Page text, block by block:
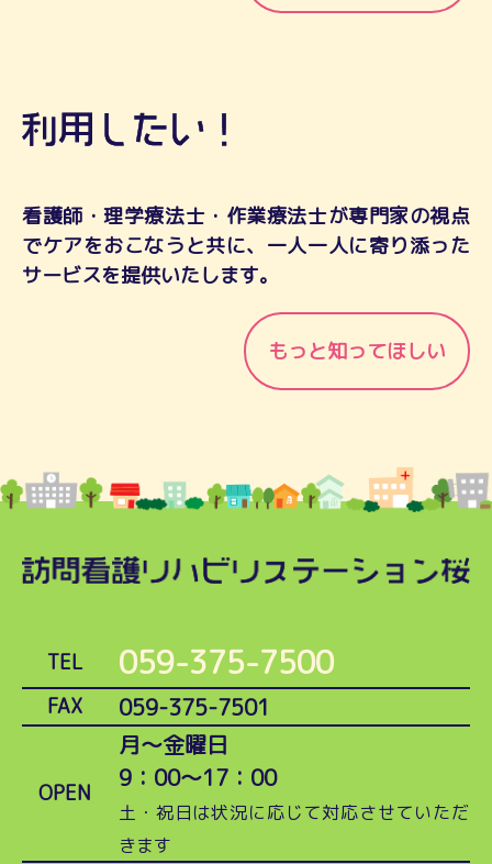
看護師・理学療法士・作業療法士が専門家の視点
でケアをおこなうと共に、一人一人に寄り添った
サービスを提供いたします。
もっと知ってほしい
TEL 059-375-7500
FAX 059-375-7501
OPEN
月～金曜日
9：00～17：00
土・祝日は状況に応じて対応させていただ
きます